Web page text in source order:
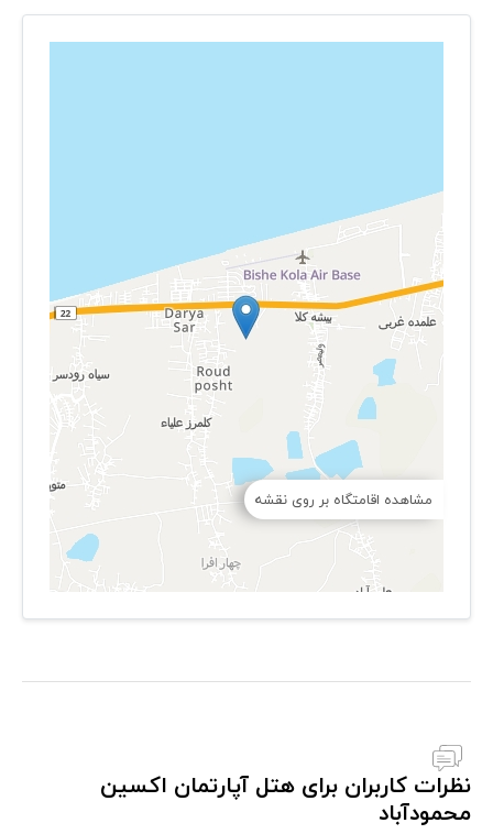
مشاهده اقامتگاه بر روی نقشه
نظرات کاربران برای هتل آپارتمان اکسین
محمودآباد